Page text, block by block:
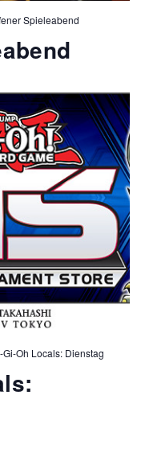
Spieleabend
Gi-Oh Locals: Dienstag